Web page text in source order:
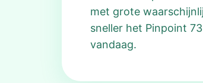
met grote
sneller het Pinpoint
vandaag.